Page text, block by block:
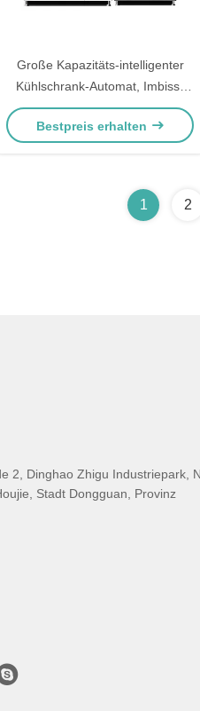
Große Kapazitäts-intelligenter
Kühlschrank-Automat, Imbiss-
Automat kombiniert
Bestpreis erhalten
1 2
2, Dinghao Zhigu Industriepark,
Stadt Dongguan, Provinz